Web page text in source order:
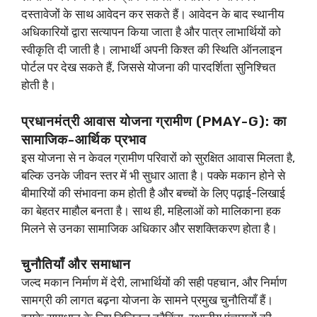
दस्तावेजों के साथ आवेदन कर सकते हैं। आवेदन के बाद स्थानीय
अधिकारियों द्वारा सत्यापन किया जाता है और पात्र लाभार्थियों को
स्वीकृति दी जाती है। लाभार्थी अपनी किश्त की स्थिति ऑनलाइन
पोर्टल पर देख सकते हैं, जिससे योजना की पारदर्शिता सुनिश्चित
होती है।
प्रधानमंत्री आवास योजना ग्रामीण (PMAY-G): का
सामाजिक-आर्थिक प्रभाव
इस योजना से न केवल ग्रामीण परिवारों को सुरक्षित आवास मिलता है,
बल्कि उनके जीवन स्तर में भी सुधार आता है। पक्के मकान होने से
बीमारियों की संभावना कम होती है और बच्चों के लिए पढ़ाई-लिखाई
का बेहतर माहौल बनता है। साथ ही, महिलाओं को मालिकाना हक
मिलने से उनका सामाजिक अधिकार और सशक्तिकरण होता है।
चुनौतियाँ और समाधान
जल्द मकान निर्माण में देरी, लाभार्थियों की सही पहचान, और निर्माण
सामग्री की लागत बढ़ना योजना के सामने प्रमुख चुनौतियाँ हैं।